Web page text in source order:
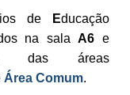
de Educação
na salaA6 e
das áreas
Área Comum.